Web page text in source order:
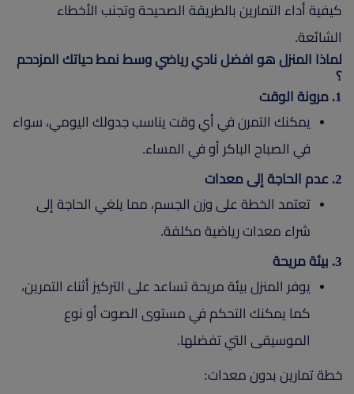
كيفية أداء التمارين بالطريقة الصحيحة وتجنب الأخطاء
الشائعة.
لماذا المنزل هو افضل نادي رياضي وسط نمط حياتك المزدحم
؟
1. مرونة الوقت
يمكنك التمرن في أي وقت يناسب جدولك اليومي، سواء
في الصباح الباكر أو في المساء.
2. عدم الحاجة إلى معدات
تعتمد الخطة على وزن الجسم، مما يلغي الحاجة إلى
شراء معدات رياضية مكلفة.
3. بيئة مريحة
يوفر المنزل بيئة مريحة تساعد على التركيز أثناء التمرين،
كما يمكنك التحكم في مستوى الصوت أو نوع
الموسيقى التي تفضلها.
خطة تمارين بدون معدات: